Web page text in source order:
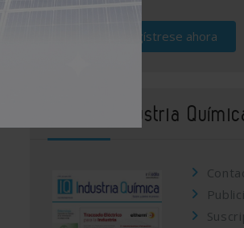
Regístrese ahora
Revista Industria